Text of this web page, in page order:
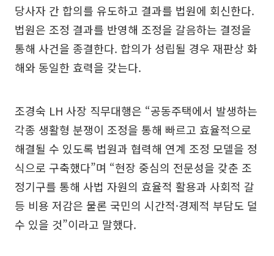
당사자 간 합의를 유도하고 결과를 법원에 회신한다.
법원은 조정 결과를 반영해 조정을 갈음하는 결정을
통해 사건을 종결한다. 합의가 성립될 경우 재판상 화
해와 동일한 효력을 갖는다.
조경숙 LH 사장 직무대행은 “공동주택에서 발생하는
각종 생활형 분쟁이 조정을 통해 빠르고 효율적으로
해결될 수 있도록 법원과 협력해 연계 조정 모델을 정
식으로 구축했다”며 “현장 중심의 전문성을 갖춘 조
정기구를 통해 사법 자원의 효율적 활용과 사회적 갈
등 비용 저감은 물론 국민의 시간적·경제적 부담도 덜
수 있을 것”이라고 말했다.